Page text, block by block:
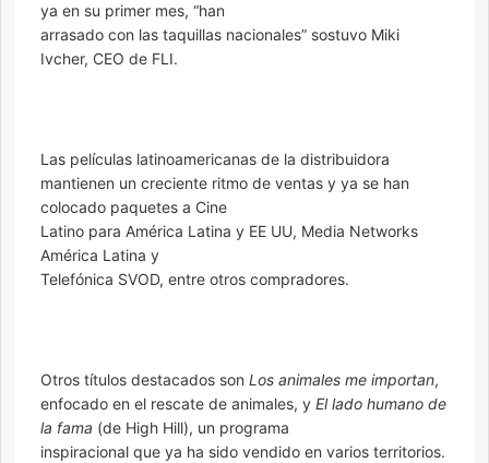
ya en su primer mes, “han
arrasado con las taquillas nacionales” sostuvo Miki
Ivcher, CEO de FLI.
Las películas latinoamericanas de la distribuidora
mantienen un creciente ritmo de ventas y ya se han
colocado paquetes a Cine
Latino para América Latina y EE UU, Media Networks
América Latina y
Telefónica SVOD, entre otros compradores.
Otros títulos destacados son Los animales me importan,
enfocado en el rescate de animales, y El lado humano de
la fama (de High Hill), un programa
inspiracional que ya ha sido vendido en varios territorios.